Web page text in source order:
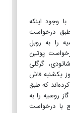
وجود اینکه
طبق درخواست
را به روبل
درخواست پوتین
گرگلی
یکشنبه فاش
که طبق
روسیه را به
در واقع با درخواست